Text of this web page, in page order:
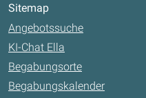
Sitemap
Angebotssuche
KI-Chat Ella
Begabungsorte
Begabungskalender